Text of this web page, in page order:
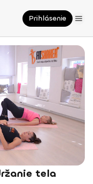
Prihlásenie
tela